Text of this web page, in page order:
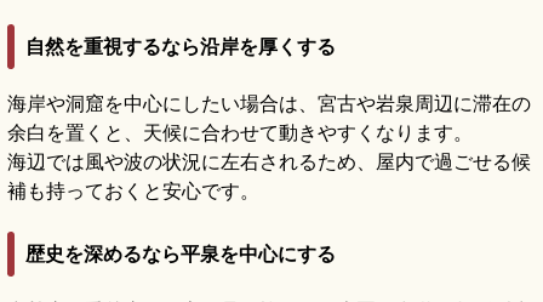
自然を重視するなら沿岸を厚くする
海岸や洞窟を中心にしたい場合は、宮古や岩泉周辺に滞在の
余白を置くと、天候に合わせて動きやすくなります。
海辺では風や波の状況に左右されるため、屋内で過ごせる候
補も持っておくと安心です。
歴史を深めるなら平泉を中心にする